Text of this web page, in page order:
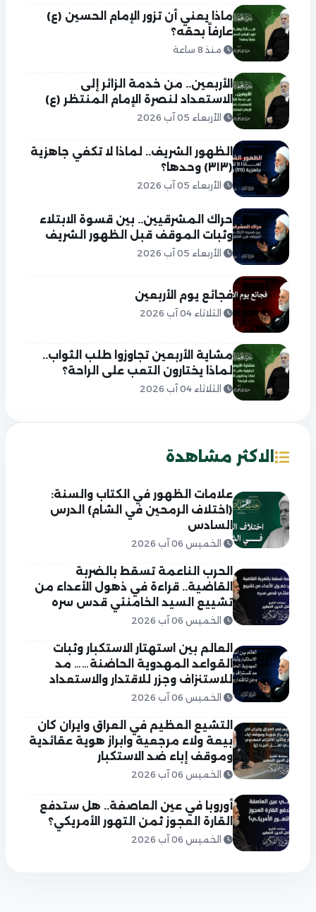
ماذا يعني أن تزور الإمام الحسين (ع)
عارفاً بحقه؟
منذ 8 ساعة
الأربعين.. من خدمة الزائر إلى
الاستعداد لنصرة الإمام المنتظر (ع)
الأربعاء 05 آب 2026
الظهور الشريف.. لماذا لا تكفي جاهزية
(٣١٣) وحدها؟
الأربعاء 05 آب 2026
حراك المشرقيين.. بين قسوة الابتلاء
وثبات الموقف قبل الظهور الشريف
الأربعاء 05 آب 2026
فجائع يوم الأربعين
الثلاثاء 04 آب 2026
مشاية الأربعين تجاوزوا طلب الثواب..
لماذا يختارون التعب على الراحة؟
الثلاثاء 04 آب 2026
الاكثر مشاهدة
علامات الظهور في الكتاب والسنة:
(اختلاف الرمحين في الشام) الدرس
السادس
الخميس 06 آب 2026
الحرب الناعمة تسقط بالضربة
القاضية.. قراءة في ذهول الأعداء من
تشييع السيد الخامنئي قدس سره
الخميس 06 آب 2026
العالم بين استهتار الاستكبار وثبات
القواعد المهدوية الحاضنة…… مد
للاستنزاف وجزر للاقتدار والاستعداد
الخميس 06 آب 2026
التشيع العظيم في العراق وايران كان
بيعة ولاء مرجعية وابراز هوية عقائدية
وموقف إباء ضد الاستكبار
الخميس 06 آب 2026
أوروبا في عين العاصفة.. هل ستدفع
القارة العجوز ثمن التهور الأمريكي؟
الخميس 06 آب 2026